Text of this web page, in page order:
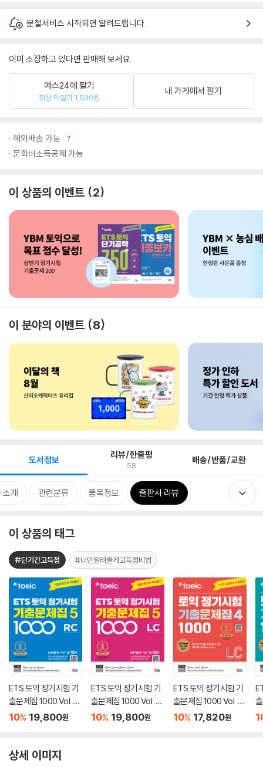
분철서비스 시작되면 알려드립니다.
이미 소장하고 있다면 판매해 보세요.
예스24에 팔기
최상 매입가 1,500원
내 가게에서 팔기
해외배송 가능
문화비소득공제 가능
이 상품의 이벤트 2
이 분야의 이벤트 8
도서정보 리뷰/한줄평
58 배송/반품/교환
소개 관련분류 품목정보 출판사 리뷰
이 상품의 태그
#단기간고득점 #너만알려줄게고득점비법
ETS 토익 정기시험 기
출문제집 1000 Vol. 5
RC
10% 19,800원
ETS 토익 정기시험 기
출문제집 1000 Vol. 5
LC
10% 19,800원
ETS 토익 정기시험 기
출문제집 1000 Vol. 4
LC
10% 17,820원
상세 이미지